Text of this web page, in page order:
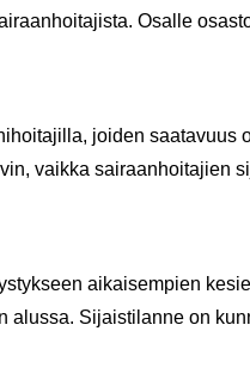
Osal­le
joi­den saa­ta­vuus
vaik­ka sai­raan­hoi­ta­jien
ai­kai­sem­pien
alus­sa. Si­jais­ti­lan­ne on